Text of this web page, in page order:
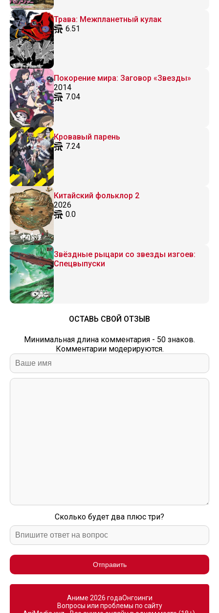
Трава: Межпланетный кулак
6.51
Покорение мира: Заговор «Звезды»
2014
7.04
Кровавый парень
7.24
Китайский фольклор 2
2026
0.0
Звёздные рыцари со звезды изгоев:
Спецвыпуски
ОСТАВЬ СВОЙ ОТЗЫВ
Минимальная длина комментария - 50 знаков.
Комментарии модерируются.
Сколько будет два плюс три?
Отправить
Аниме 2026 годаОнгоинги
Вопросы или проблемы по сайту